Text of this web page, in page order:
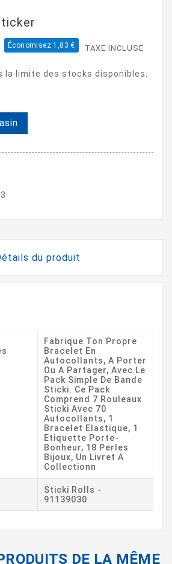
Économisez 1,83 € TAXE INCLUSE
la limite des stocks disponibles.
du produit
Fabrique Ton Propre
Bracelet En
Autocollants, A Porter
Ou A Partager, Avec Le
Pack Simple De Bande
Sticki. Ce Pack
Comprend 7 Rouleaux
Sticki Avec 70
Autocollants, 1
Bracelet Elastique, 1
Etiquette Porte-
Bonheur, 18 Perles
Bijoux, Un Livret A
Collectionn
Sticki Rolls -
91139030
DE LA MÊME